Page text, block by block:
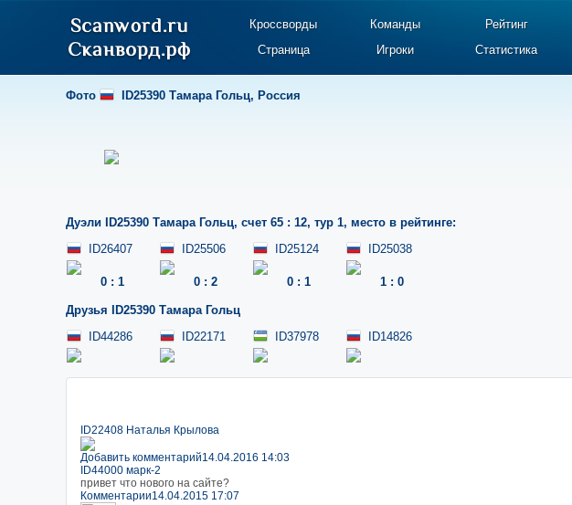
Кроссворды Команды Рейтинг
Страница
Игроки Статистика
Фото ID25390 Тамара Гольц, Россия
Дуэли ID25390 Тамара Гольц, счет 65 : 12, тур 1, место в рейтинге:
ID26407
0 : 1
ID25506
0 : 2
ID25124
0 : 1
ID25038
1 : 0
Друзья
ID25390 Тамара Гольц
ID44286
ID22171 ID37978 ID14826
ID22408 Наталья Крылова
Добавить комментарий14.04.2016 14:03
ID44000 марк-2
привет что нового на сайте?
Комментарии14.04.2015 17:07